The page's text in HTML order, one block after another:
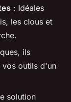
: Idéales
les clous et
ils
vos outils d'un
solution